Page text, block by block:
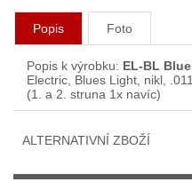
Popis Foto
Popis k výrobku: EL-BL
Electric, Blues Light, nikl,
(1. a 2. struna 1x navíc)
ALTERNATIVNÍ ZBOŽÍ